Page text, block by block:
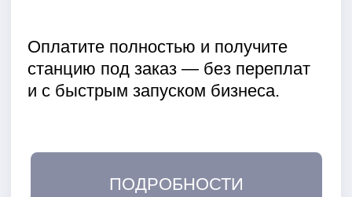
Установка АЗС занимает всего 1-2
дня. Вы можете начать
Скорость установки АЗС